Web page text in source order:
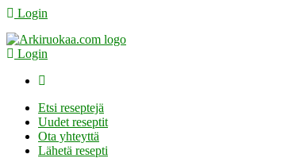
Login
Login
Etsi reseptejä
Uudet reseptit
Ota yhteyttä
Lähetä resepti